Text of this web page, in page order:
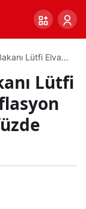
Lütfi Elvan:
Altında olacak
Lütfi